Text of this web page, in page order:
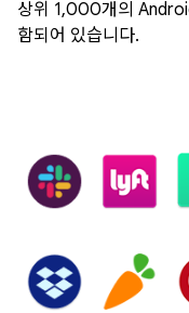
상위 1,000개의
함되어 있습니다.